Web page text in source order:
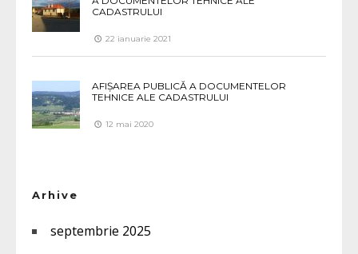
CADASTRULUI
22 ianuarie 2021
AFIȘAREA PUBLICĂ A DOCUMENTELOR
TEHNICE ALE CADASTRULUI
12 mai 2020
Arhive
septembrie 2025